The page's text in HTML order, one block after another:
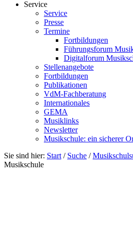
Service
Service
Presse
Termine
Fortbildungen
Führungsforum
Digitalforum
Stellenangebote
Fortbildungen
Publikationen
VdM-Fachberatung
Internationales
GEMA
Musiklinks
Newsletter
Musikschule: ein sicherer
Sie sind hier: Start / Suche /
Musikschule